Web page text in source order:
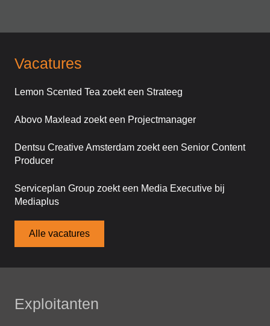
Vacatures
Lemon Scented Tea zoekt een Strateeg
Abovo Maxlead zoekt een Projectmanager
Dentsu Creative Amsterdam zoekt een Senior Content
Producer
Serviceplan Group zoekt een Media Executive bij
Mediaplus
Alle vacatures
Exploitanten